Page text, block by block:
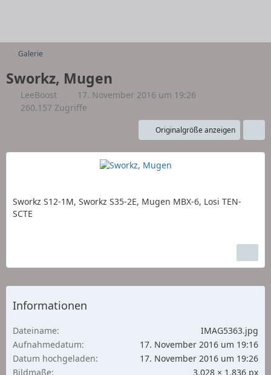
Galerie
Sworkz, Mugen
LeeBoost
17. November 2016 um 19:26
260.157 Zugriffe
Originalgröße anzeigen
Sworkz S12-1M, Sworkz S35-2E, Mugen MBX-6, Losi TEN-
SCTE
Informationen
Dateiname
IMAG5363.jpg
Aufnahmedatum
17. November 2016 um 19:16
Datum hochgeladen
17. November 2016 um 19:26
Bildmaße
3.028 × 1.836 px